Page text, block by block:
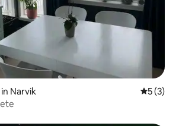
Narvik
5 (3)